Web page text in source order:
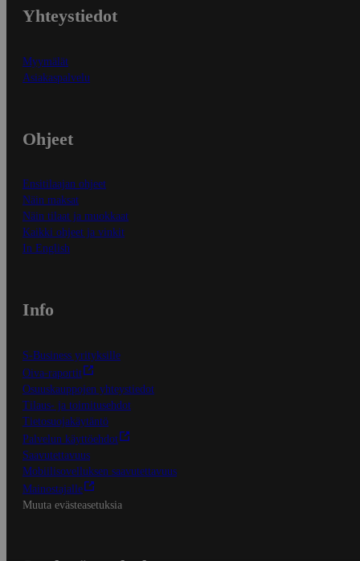
Yhteystiedot
Myymälät
Asiakaspalvelu
Ohjeet
Ensitilaajan ohjeet
Näin maksat
Näin tilaat ja muokkaat
Kaikki ohjeet ja vinkit
In English
Info
S-Business yrityksille
Oiva-raportit
Osuuskauppojen yhteystiedot
Tilaus- ja toimitusehdot
Tietosuojakäytäntö
Palvelun käyttöehdot
Saavutettavuus
Mobiilisovelluksen saavutettavuus
Mainostajalle
Muuta evästeasetuksia